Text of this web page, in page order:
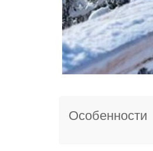
Особенности